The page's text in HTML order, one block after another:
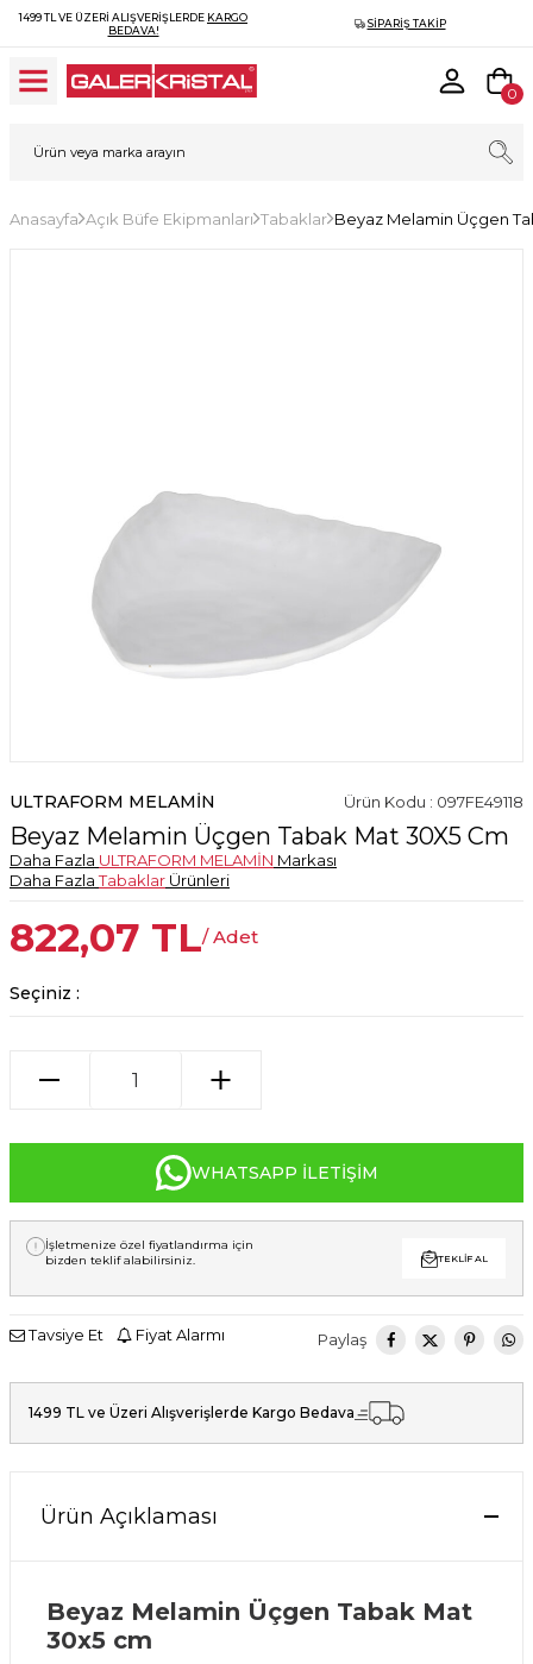
1499 TL VE ÜZERI ALIŞVERIŞLERDE KARGO
BEDAVA!
SIPARIŞ TAKIP
0
Anasayfa Açık Büfe Ekipmanları Tabaklar Beyaz Melamin Üçgen
ULTRAFORM MELAMİN Ürün Kodu : 097FE49118
Beyaz Melamin Üçgen Tabak Mat 30X5 Cm
Daha Fazla ULTRAFORM MELAMİN Markası
Daha FazlaTabaklar Ürünleri
822,07 TL/ Adet
Seçiniz :
WHATSAPP İLETIŞIM
İşletmenize özel fiyatlandırma için
bizden teklif alabilirsiniz.
TEKLIF AL
Tavsiye Et Fiyat Alarmı Paylaş
1499 TL ve Üzeri Alışverişlerde Kargo Bedava
Ürün Açıklaması
Beyaz Melamin Üçgen Tabak Mat
30x5 cm